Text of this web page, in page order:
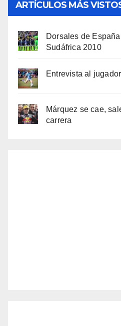
ARTÍCULOS MÁS
Dorsales de
Sudáfrica 2010
Entrevista al
Márquez se cae,
carrera